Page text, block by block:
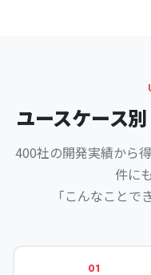
ユースケース
400社の開発実績から
件に
「こんなことで
01